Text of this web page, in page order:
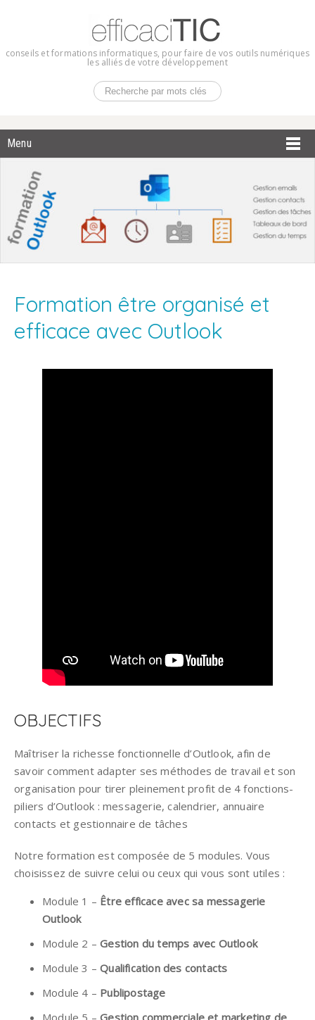
conseils et formations informatiques, pour faire de vos outils numériques
les alliés de votre développement
Menu
Formation être organisé et
efficace avec Outlook
OBJECTIFS
Maîtriser la richesse fonctionnelle d’Outlook, afin de
savoir comment adapter ses méthodes de travail et son
organisation pour tirer pleinement profit de 4 fonctions-
piliers d’Outlook : messagerie, calendrier, annuaire
contacts et gestionnaire de tâches
Notre formation est composée de 5 modules. Vous
choisissez de suivre celui ou ceux qui vous sont utiles :
Module 1 – Être efficace avec sa messagerie
Outlook
Module 2 –Gestion du temps avec Outlook
Module 3 –Qualification des contacts
Module 4 – Publipostage
Module 5 –Gestion commerciale et marketing de